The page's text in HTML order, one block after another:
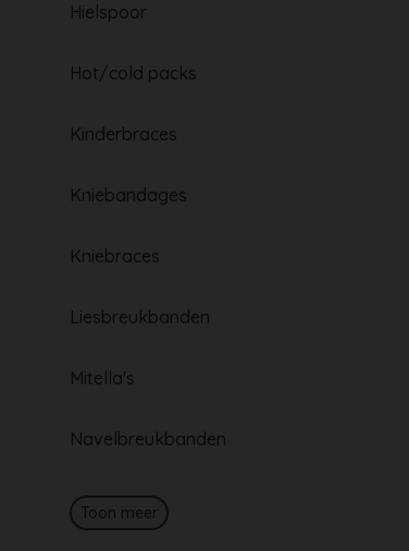
Hielspoor
Hot/cold packs
Kinderbraces
Kniebandages
Kniebraces
Liesbreukbanden
Mitella's
Navelbreukbanden
Toon meer